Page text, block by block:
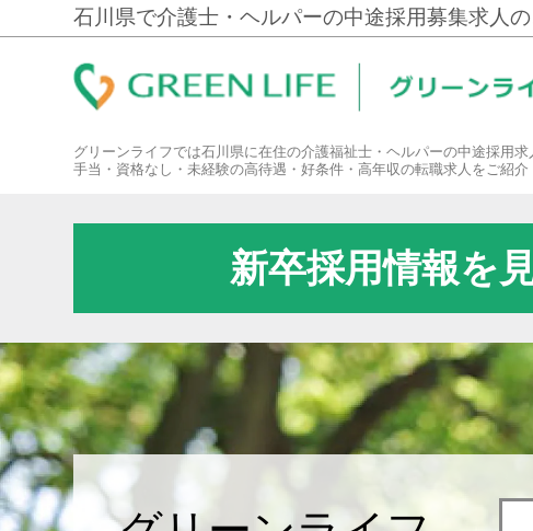
石川県で介護士・ヘルパーの中途採用募集求人
グリーンライフでは石川県に在住の介護福祉士・ヘルパーの中途採用
手当・資格なし・未経験の高待遇・好条件・高年収の転職求人をご紹介
新卒採用情報を